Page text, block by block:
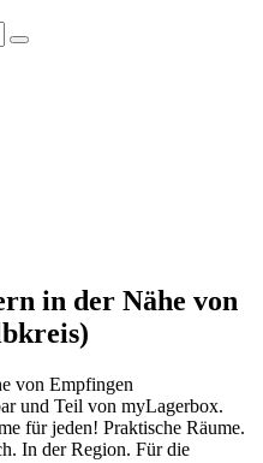
in der Nähe von
von Empfingen
und Teil von myLagerbox.
für jeden! Praktische Räume.
In der Region. Für die